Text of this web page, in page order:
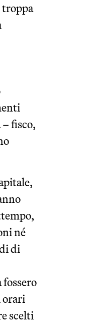
troppa
fisco,
né
di
orari
scelti